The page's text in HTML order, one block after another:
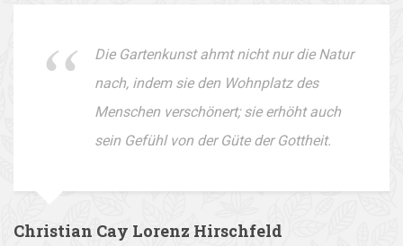
Die Gartenkunst ahmt nicht nur die Natur
nach, indem sie den Wohnplatz des
Menschen verschönert; sie erhöht auch
sein Gefühl von der Güte der Gottheit.
Christian Cay Lorenz Hirschfeld